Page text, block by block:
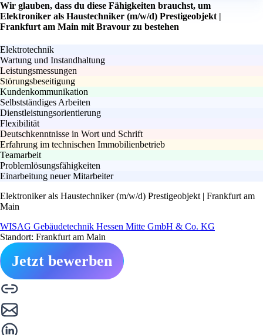
Wir glauben, dass du diese Fähigkeiten brauchst, um
Elektroniker als Haustechniker (m/w/d) Prestigeobjekt |
Frankfurt am Main mit Bravour zu bestehen
Elektrotechnik
Wartung und Instandhaltung
Leistungsmessungen
Störungsbeseitigung
Kundenkommunikation
Selbstständiges Arbeiten
Dienstleistungsorientierung
Flexibilität
Deutschkenntnisse in Wort und Schrift
Erfahrung im technischen Immobilienbetrieb
Teamarbeit
Problemlösungsfähigkeiten
Einarbeitung neuer Mitarbeiter
Elektroniker als Haustechniker (m/w/d) Prestigeobjekt | Frankfurt am
Main
WISAG Gebäudetechnik Hessen Mitte GmbH & Co. KG
Standort: Frankfurt am Main
Jetzt bewerben